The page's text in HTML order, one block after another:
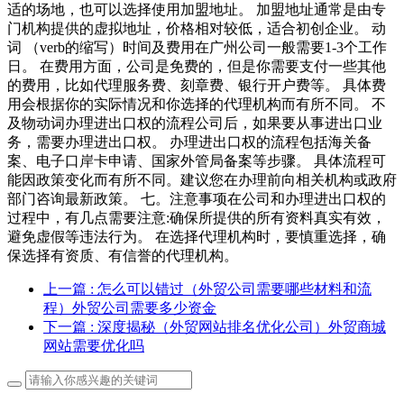
适的场地，也可以选择使用加盟地址。 加盟地址通常是由专
门机构提供的虚拟地址，价格相对较低，适合初创企业。 动
词 （verb的缩写）时间及费用在广州公司一般需要1-3个工作
日。 在费用方面，公司是免费的，但是你需要支付一些其他
的费用，比如代理服务费、刻章费、银行开户费等。 具体费
用会根据你的实际情况和你选择的代理机构而有所不同。 不
及物动词办理进出口权的流程公司后，如果要从事进出口业
务，需要办理进出口权。 办理进出口权的流程包括海关备
案、电子口岸卡申请、国家外管局备案等步骤。 具体流程可
能因政策变化而有所不同。建议您在办理前向相关机构或政府
部门咨询最新政策。 七。注意事项在公司和办理进出口权的
过程中，有几点需要注意:确保所提供的所有资料真实有效，
避免虚假等违法行为。 在选择代理机构时，要慎重选择，确
保选择有资质、有信誉的代理机构。
上一篇 : 怎么可以错过（外贸公司需要哪些材料和流
程）外贸公司需要多少资金
下一篇 : 深度揭秘（外贸网站排名优化公司）外贸商城
网站需要优化吗